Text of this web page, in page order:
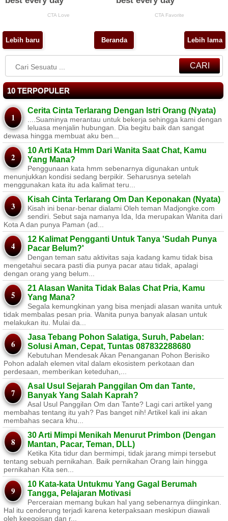
Lebih baru Lebih lama
Beranda
CARI
10 TERPOPULER
Cerita Cinta Terlarang Dengan Istri Orang (Nyata)
....Suaminya merantau untuk bekerja sehingga kami dengan
leluasa menjalin hubungan. Dia begitu baik dan sangat
dewasa hingga membuat aku ben...
10 Arti Kata Hmm Dari Wanita Saat Chat, Kamu
Yang Mana?
Penggunaan kata hmm sebenarnya digunakan untuk
menunjukkan kondisi sedang berpikir. Seharusnya setelah
menggunakan kata itu ada kalimat teru...
Kisah Cinta Terlarang Om Dan Keponakan (Nyata)
Kisah ini benar-benar dialami Oleh teman Madjongke.com
sendiri. Sebut saja namanya Ida, Ida merupakan Wanita dari
Kota A dan punya Paman (ad...
12 Kalimat Pengganti Untuk Tanya 'Sudah Punya
Pacar Belum?'
Dengan teman satu aktivitas saja kadang kamu tidak bisa
mengetahui secara pasti dia punya pacar atau tidak, apalagi
dengan orang yang belum...
21 Alasan Wanita Tidak Balas Chat Pria, Kamu
Yang Mana?
Segala kemungkinan yang bisa menjadi alasan wanita untuk
tidak membalas pesan pria. Wanita punya banyak alasan untuk
melakukan itu. Mulai da...
Jasa Tebang Pohon Salatiga, Suruh, Pabelan:
Solusi Aman, Cepat, Tuntas 087832288680
Kebutuhan Mendesak Akan Penanganan Pohon Berisiko ​
Pohon adalah elemen vital dalam ekosistem perkotaan dan
perdesaan, memberikan keteduhan,...
Asal Usul Sejarah Panggilan Om dan Tante,
Banyak Yang Salah Kaprah?
Asal Usul Panggilan Om dan Tante? Lagi cari artikel yang
membahas tentang itu yah? Pas banget nih! Artikel kali ini akan
membahas secara khu...
30 Arti Mimpi Menikah Menurut Primbon (Dengan
Mantan, Pacar, Teman, DLL)
Ketika Kita tidur dan bermimpi, tidak jarang mimpi tersebut
tentang sebuah pernikahan. Baik pernikahan Orang lain hingga
pernikahan Kita sen...
10 Kata-kata Untukmu Yang Gagal Berumah
Tangga, Pelajaran Motivasi
Perceraian memang bukan hal yang sebenarnya diinginkan.
Hal itu cenderung terjadi karena keterpaksaan meskipun diawali
oleh keegoisan dan r...